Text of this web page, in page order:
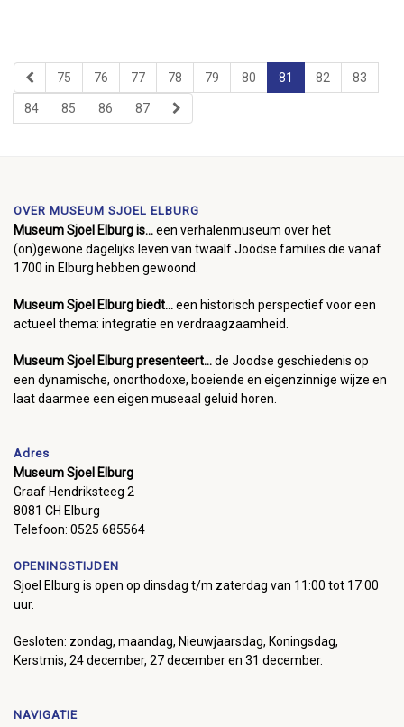
75 76 77 78 79 80 81 82 83
84 85 86 87
OVER MUSEUM SJOEL ELBURG
Museum Sjoel Elburg is...een verhalenmuseum over het
(on)gewone dagelijks leven van twaalf Joodse families die vanaf
1700 in Elburg hebben gewoond.
Museum Sjoel Elburg biedt...een historisch perspectief voor een
actueel thema: integratie en verdraagzaamheid.
Museum Sjoel Elburg presenteert...de Joodse geschiedenis op
een dynamische, onorthodoxe, boeiende en eigenzinnige wijze en
laat daarmee een eigen museaal geluid horen.
Adres
Museum Sjoel Elburg
Graaf Hendriksteeg 2
8081 CH Elburg
Telefoon: 0525 685564
OPENINGSTIJDEN
Sjoel Elburg is open op dinsdag t/m zaterdag van 11:00 tot 17:00
uur.
Gesloten: zondag, maandag, Nieuwjaarsdag, Koningsdag,
Kerstmis, 24 december, 27 december en 31 december.
NAVIGATIE